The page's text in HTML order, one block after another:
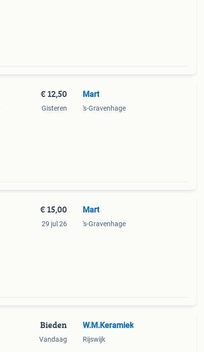
€ 12,50
Gisteren
Mart
's-Gravenhage
€ 15,00
29 jul 26
Mart
's-Gravenhage
Bieden
Vandaag
W.M.Keramiek
Rijswijk